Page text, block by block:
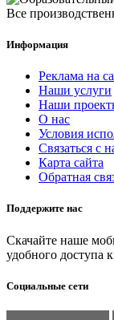
Все
Информация
Реклама на
Наши услуги
Наши
О нас
Условия
Связаться с
Карта сайта
Обратная
Поддержите нас
Скачайте наше
удобного доступа
Социальные сети